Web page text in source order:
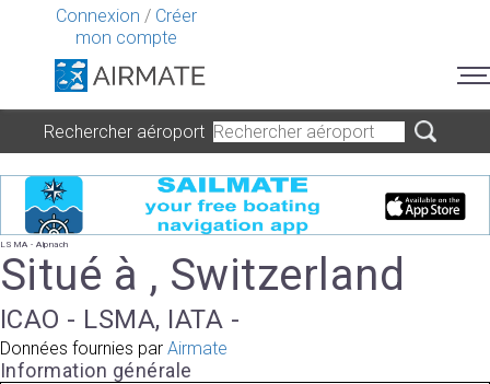
Connexion / Créer
mon compte
Rechercher aéroport
LSMA - Alpnach
Situé à , Switzerland
ICAO - LSMA, IATA -
Données fournies par Airmate
Information générale